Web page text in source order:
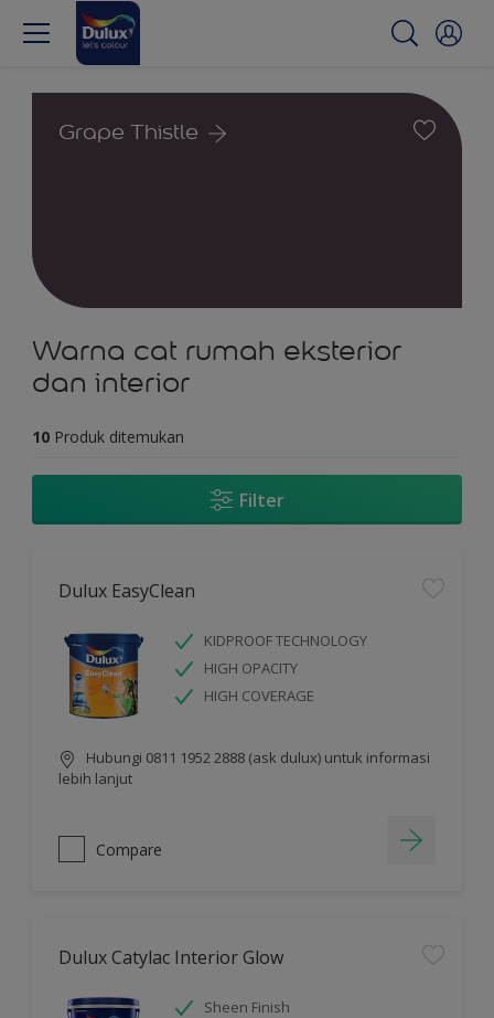
Grape Thistle
Warna cat rumah eksterior
dan interior
10 Produk ditemukan
Filter
Dulux EasyClean
KIDPROOF TECHNOLOGY
HIGH OPACITY
HIGH COVERAGE
Hubungi 0811 1952 2888 (ask dulux) untuk informasi
lebih lanjut
Compare
Dulux Catylac Interior Glow
Sheen Finish